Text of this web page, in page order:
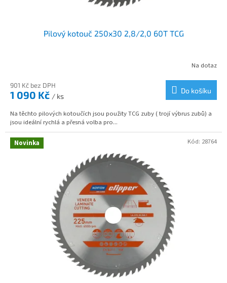
Pilový kotouč 250x30 2,8/2,0 60T TCG
Na dotaz
901 Kč bez DPH
1 090 Kč / ks
Do košíku
Na těchto pilových kotoučích jsou použity TCG zuby ( trojí výbrus zubů) a
jsou ideální rychlá a přesná volba pro...
Novinka Kód: 28764